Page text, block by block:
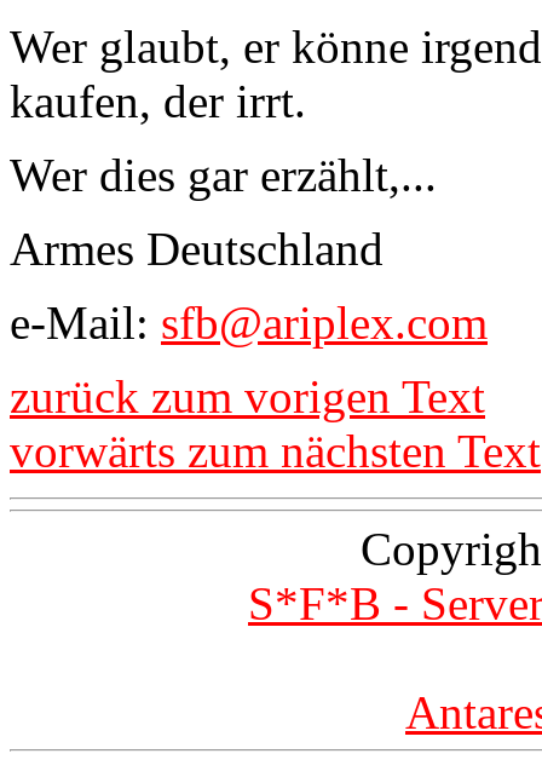
Wer glaubt, er könne
kaufen, der irrt.
Wer dies gar erzählt,...
Armes Deutschland
e-Mail: sfb@ariplex.com
zurück zum vorigen Text
vorwärts zum nächsten Text
S*F*B -